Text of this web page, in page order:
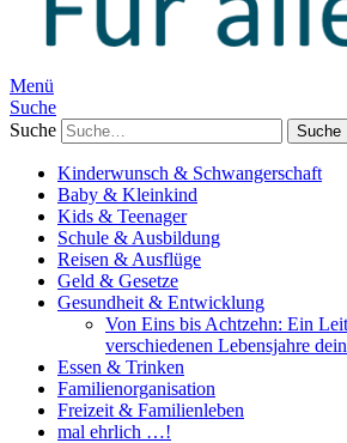
Menü
Suche
Suche
Kinderwunsch & Schwangerschaft
Baby & Kleinkind
Kids & Teenager
Schule & Ausbildung
Reisen & Ausflüge
Geld & Gesetze
Gesundheit & Entwicklung
Von Eins bis Achtzehn: Ein
verschiedenen Lebensjahre
Essen & Trinken
Familienorganisation
Freizeit & Familienleben
mal ehrlich …!